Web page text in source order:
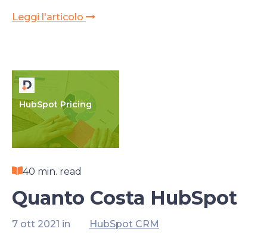
Leggi l'articolo
HubSpot Pricing
40 min. read
Quanto Costa HubSpot
7 ott 2021 in HubSpot CRM